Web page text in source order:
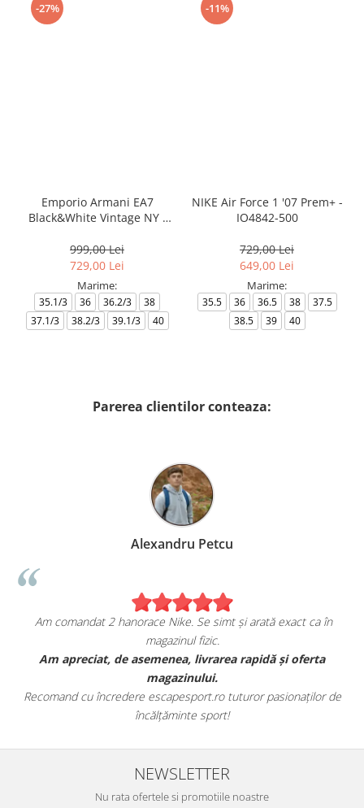
-27%
Emporio Armani EA7
Black&White Vintage NY -
999,00 Lei
729,00 Lei
Marime:
35.1/3 36 36.2/3
38
37.1/3
38.2/3 39.1/3 40
-11%
NIKE Air Force 1 '07 Prem+ -
IO4842-500
729,00 Lei
649,00 Lei
Marime:
35.5 36 36.5 38
37.5
38.5
39 40
Parerea clientilor conteaza:
Alexandru Petcu
Am comandat 2 hanorace Nike. Se simt și arată exact ca în
magazinul fizic.
Am apreciat, de asemenea, livrarea rapidă și oferta
magazinului.
Recomand cu încredere escapesport.ro tuturor pasionaților de
încălțăminte sport!
NEWSLETTER
Nu rata ofertele si promotiile noastre